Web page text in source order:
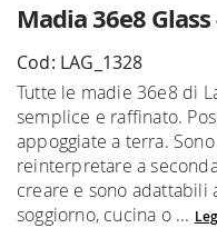
Madia 36e8 Glass
Cod: LAG_1328
Tutte le madie 36e8 di
semplice e raffinato.
appoggiate a terra.
reinterpretare a
creare e sono adattabili
soggiorno, cucina o ...
della
galleria
di
immagini